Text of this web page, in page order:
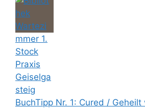
BuchTipp Nr. 1: Cured /